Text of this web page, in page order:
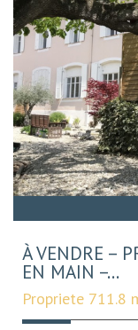
À VENDRE –
EN MAIN –...
Propriete 711.8